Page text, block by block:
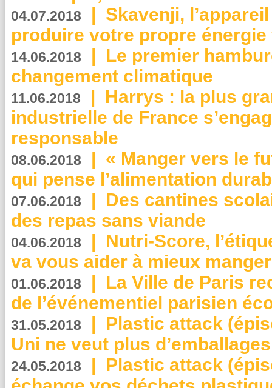
04.07.2018 | Skavenji,
produire votre propre
14.06.2018 | Le premier
changement climatique
11.06.2018 | Harrys : la plus
industrielle de France
responsable
08.06.2018 | « Manger vers le
qui pense l’alimentation
07.06.2018 | Des cantines
des repas sans viande
04.06.2018 | Nutri-Score,
va vous aider à mieux
01.06.2018 | La Ville de Paris
de l’événementiel parisien
31.05.2018 | Plastic attack
Uni ne veut plus
24.05.2018 | Plastic attack